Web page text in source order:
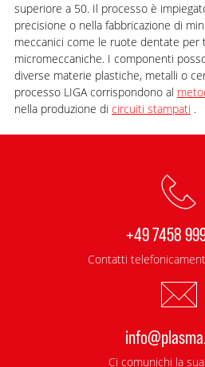
superiore a 50. Il processo è
precisione o nella fabbricazione di
meccanici come le ruote dentate per
micromeccaniche. I componenti
diverse materie plastiche, metalli o
processo LIGA corrispondono al
nella produzione di circuiti stampati .
+49 7458
Contatti
Ci comunichi la